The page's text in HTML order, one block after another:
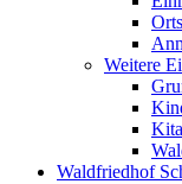
Weitere
Waldfriedhof